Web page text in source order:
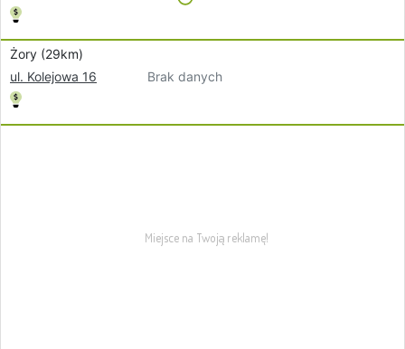
Żory (29km)
ul. Kolejowa 16
Brak danych